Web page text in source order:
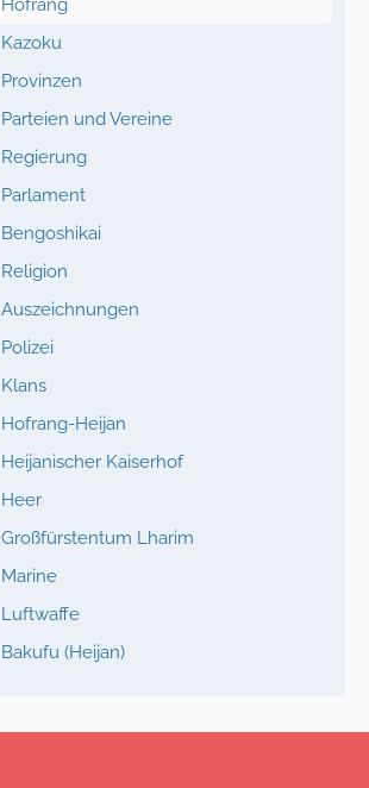
Hofrang
Kazoku
Provinzen
Parteien und Vereine
Regierung
Parlament
Bengoshikai
Religion
Auszeichnungen
Polizei
Klans
Hofrang-Heijan
Heijanischer Kaiserhof
Heer
Großfürstentum Lharim
Marine
Luftwaffe
Bakufu (Heijan)